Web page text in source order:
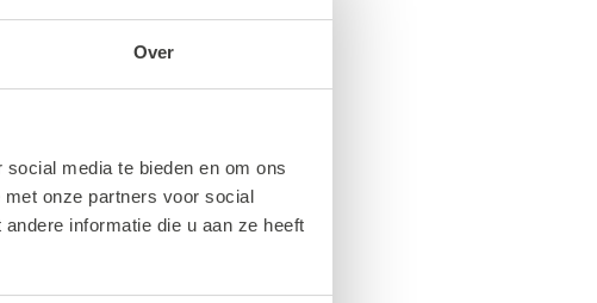
Over
media te bieden en om ons
onze partners voor social
informatie die u aan ze heeft